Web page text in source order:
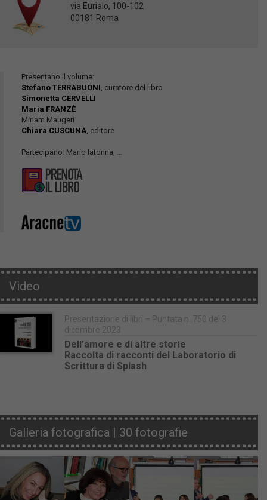
via Eurialo, 100-102
00181 Roma
Presentano il volume:
Stefano TERRABUONI , curatore del libro
Simonetta CERVELLI
Maria FRANZÈ
Miriam Maugeri
Chiara CUSCUNÀ , editore
Partecipano: Mario Iatonna, ...
Video
Presentazione di libri – Puntata n. 750 del 3
dicembre 2023
Dell’amore e di altre storie
Raccolta di racconti del Laboratorio di
Scrittura di Splash
Galleria fotografica | 30 fotografie